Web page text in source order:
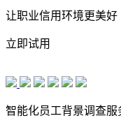
让职业信用环境更美好
立即试用
智能化员工背景调查服